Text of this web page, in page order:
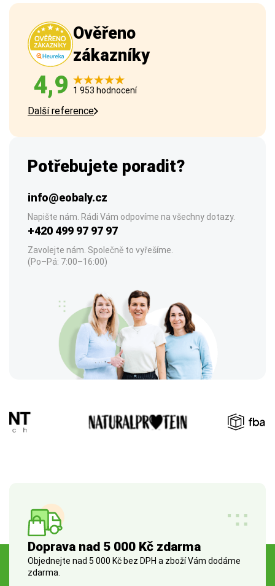
Ověřeno
zákazníky
4,9 1 953 hodnocení
Další reference
Potřebujete poradit?
info@eobaly.cz
Napište nám. Rádi Vám odpovíme na všechny dotazy.
+420 499 97 97 97
Zavolejte nám. Společně to vyřešíme.
(Po–Pá: 7:00–16:00)
Doprava nad 5 000 Kč zdarma
Objednejte nad 5 000 Kč bez DPH a zboží Vám dodáme
zdarma.